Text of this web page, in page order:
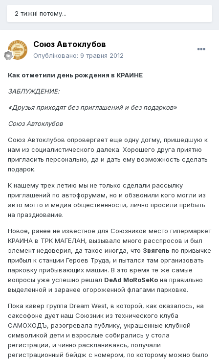
2 тижні потому...
Союз Автоклубов
Опубліковано: 9 травня 2012
Как отметили день рождения в КРАИНЕ
ЗАБЛУЖДЕНИЕ:
«Друзья приходят без приглашений и без подарков»
Союз Автоклубов
Союз Автоклубов опровергает еще одну догму, пришедшую к
нам из социалистического далека. Хорошего друга приятно
пригласить персонально, да и дать ему возможность сделать
подарок.
К нашему трех летию мы не только сделали рассылку
приглашений по автофорумам, но и обзвонили кого могли из
авто мотто и медиа общественности, лично просили прибыть
на празднование.
Новое, ранее не известное для Союзников место гипермаркет
КРАИНА в ТРК МАГЕЛАН, вызывало много расспросов и был
элемент недоверия, да такое иногда, что Звягель по привычке
прибыл к станции Героев Труда, и пытался там организовать
парковку прибывающих машин. В это время те же самые
вопросы уже успешно решал DeAd MoRoSeKo на правильно
выделенной и заранее огороженной флагами парковке.
Пока кавер группа Dream West, в которой, как оказалось, на
саксофоне дует наш Союзник из технического клуба
САМОХОДЪ, разогревала публику, украшенные клубной
символикой дети и взрослые собирались у стола
регистрации, и чинно раскланиваясь, получали
регистрационный бейдж с номером, по которому можно было